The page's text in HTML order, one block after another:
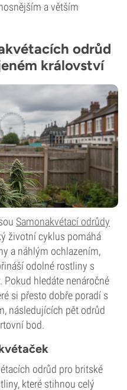
a větším
odrůd
království
Samonakvétací odrůdy
životní cyklus pomáhá
a náhlým ochlazením,
odolné rostliny s
hledáte nenáročné
si přesto dobře poradí s
následujících pět odrůd
bod.
odrůd pro britské
které stihnou celý